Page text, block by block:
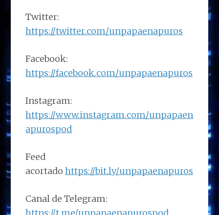
Twitter:
https://twitter.com/unpapaenapuros
Facebook:
https://facebook.com/unpapaenapuros
Instagram:
https://www.instagram.com/unpapaen
apurospod
Feed
acortadohttps://bit.ly/unpapaenapuros
Canal de Telegram:
https://t.me/unpapaenapurospod